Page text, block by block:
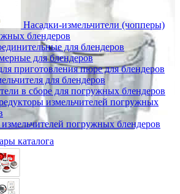
Насадки-измельчители (чопперы)
блендеров
для блендеров
для блендеров
приготовления пюре для блендеров
для блендеров
в сборе для погружных блендеров
измельчителей погружных
погружных блендеров
каталога